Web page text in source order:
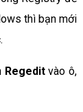
thì bạn mới
Regeditvào ô,